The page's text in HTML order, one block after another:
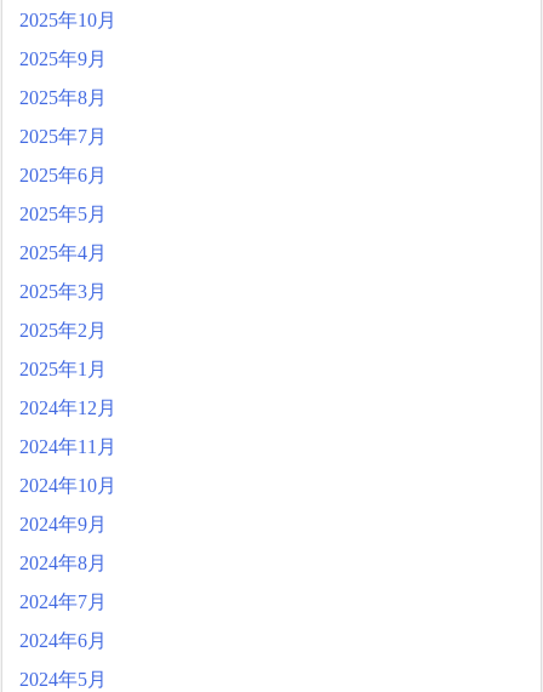
2025年10月
2025年9月
2025年8月
2025年7月
2025年6月
2025年5月
2025年4月
2025年3月
2025年2月
2025年1月
2024年12月
2024年11月
2024年10月
2024年9月
2024年8月
2024年7月
2024年6月
2024年5月